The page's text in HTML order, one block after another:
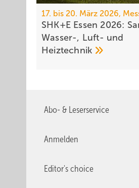
17. bis 20. März 2026,
SHK+E Essen 2026:
Wasser-, Luft- und
Heiztechnik
Abo- & Leserservice
Anmelden
Editor's choice